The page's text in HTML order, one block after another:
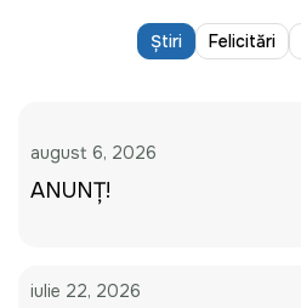
Știri Felicitări
august 6, 2026
ANUNȚ!
iulie 22, 2026